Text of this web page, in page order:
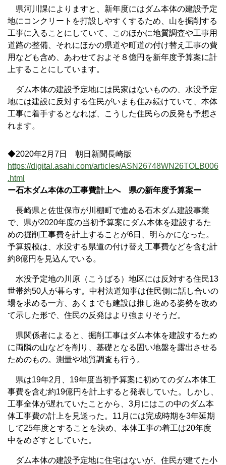
県河川課によりますと、新年度にはダム本体の建設予定
地にコンクリートを打設しやすくするため、山を掘削する
工事に入ることにしていて、このほかに地質調査や工事用
道路の整備、それにほかの県道や町道の付け替え工事の費
用なども含め、あわせておよそ８億円を新年度予算案に計
上することにしています。
ダム本体の建設予定地には民家はないものの、水没予定
地には建設に反対する住民がいまも住み続けていて、本体
工事に着手するとなれば、こうした住民らの反発も予想さ
れます。
◆2020年2月7日 朝日新聞長崎版
https://digital.asahi.com/articles/ASN26748WN26TOLB006
.html
ー石木ダム本体の工事費計上へ 県の新年度予算案ー
長崎県と佐世保市が川棚町で進める石木ダム建設事業
で、県が2020年度の当初予算案にダム本体を建設するた
めの掘削工事費を計上することが6日、明らかになった。
予算規模は、水没する県道の付け替え工事費などを含む計
約8億円を見込んでいる。
水没予定地の川原（こうばる）地区には反対する住民13
世帯約50人が暮らす。中村法道知事は住民側に話し合いの
場を求める一方、あくまでも建設は推し進める姿勢を改め
て示した形で、住民の反発はより強まりそうだ。
県関係者によると、掘削工事はダム本体を建設するため
に両隣の山などを削り、基礎となる固い地盤を露出させる
ためのもの。測量や地質調査も行う。
県は19年2月、19年度当初予算案に初めてのダム本体工
事費を含む約19億円を計上すると発表していた。しかし、
工事全体が遅れていたことから、3月にはこの中のダム本
体工事費の計上を見送った。11月には完成時期を3年延期
して25年度とすることを決め、本体工事の着工は20年度
中をめざすとしていた。
ダム本体の建設予定地に住宅はないが、住民が建てた小